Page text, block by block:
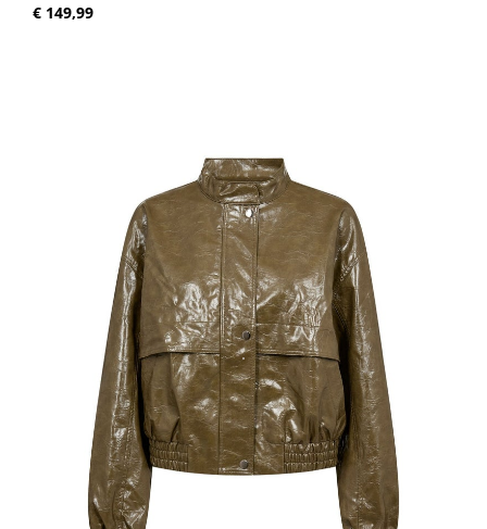
Normale prijs:
€ 149,99